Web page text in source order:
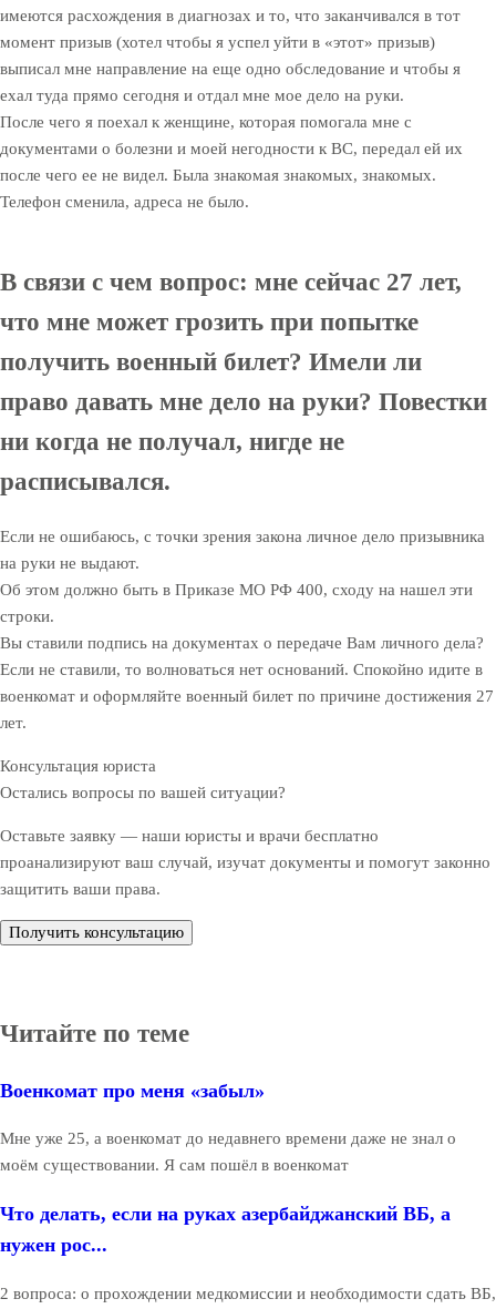
имеются расхождения в диагнозах и то, что заканчивался в тот
момент призыв (хотел чтобы я успел уйти в «этот» призыв)
выписал мне направление на еще одно обследование и чтобы я
ехал туда прямо сегодня и отдал мне мое дело на руки.
После чего я поехал к женщине, которая помогала мне с
документами о болезни и моей негодности к ВС, передал ей их
после чего ее не видел. Была знакомая знакомых, знакомых.
Телефон сменила, адреса не было.
В связи с чем вопрос: мне сейчас 27 лет,
что мне может грозить при попытке
получить военный билет? Имели ли
право давать мне дело на руки? Повестки
ни когда не получал, нигде не
расписывался.
Если не ошибаюсь, с точки зрения закона личное дело призывника
на руки не выдают.
Об этом должно быть в Приказе МО РФ 400, сходу на нашел эти
строки.
Вы ставили подпись на документах о передаче Вам личного дела?
Если не ставили, то волноваться нет оснований. Спокойно идите в
военкомат и оформляйте военный билет по причине достижения 27
лет.
Консультация юриста
Остались вопросы по вашей ситуации?
Оставьте заявку — наши юристы и врачи бесплатно
проанализируют ваш случай, изучат документы и помогут законно
защитить ваши права.
Получить консультацию
Читайте по теме
Военкомат про меня «забыл»
Мне уже 25, а военкомат до недавнего времени даже не знал о
моём существовании. Я сам пошёл в военкомат
Что делать, если на руках азербайджанский ВБ, а
нужен рос...
2 вопроса: о прохождении медкомиссии и необходимости сдать ВБ,